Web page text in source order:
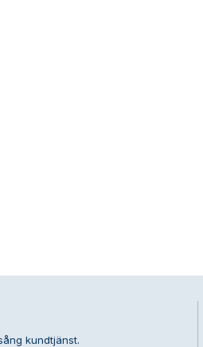
kundtjänst.